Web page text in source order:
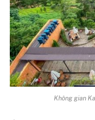
Không gian